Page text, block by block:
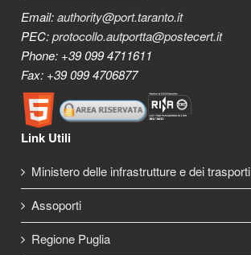
Email:authority@port.taranto.it
PEC:protocollo.autportta@postecert.it
Phone: +39 099 4711611
Fax: +39 099 4706877
Link Utili
Ministero delle infrastrutture e dei trasporti
Assoporti
Regione Puglia